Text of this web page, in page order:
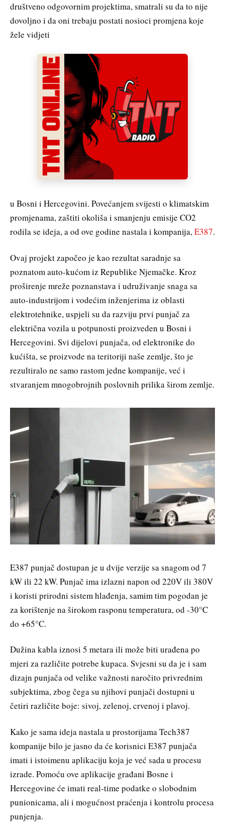
društveno odgovornim projektima, smatrali su da to nije
dovoljno i da oni trebaju postati nosioci promjena koje
žele vidjeti
u Bosni i Hercegovini. Povećanjem svijesti o klimatskim
promjenama, zaštiti okoliša i smanjenju emisije CO2
rodila se ideja, a od ove godine nastala i kompanija,E387.
Ovaj projekt započeo je kao rezultat saradnje sa
poznatom auto-kućom iz Republike Njemačke. Kroz
proširenje mreže poznanstava i udruživanje snaga sa
auto-industrijom i vodećim inženjerima iz oblasti
elektrotehnike, uspjeli su da razviju prvi punjač za
električna vozila u potpunosti proizveden u Bosni i
Hercegovini. Svi dijelovi punjača, od elektronike do
kućišta, se proizvode na teritoriji naše zemlje, što je
rezultiralo ne samo rastom jedne kompanije, već i
stvaranjem mnogobrojnih poslovnih prilika širom zemlje.
E387 punjač dostupan je u dvije verzije sa snagom od 7
kW ili 22 kW. Punjač ima izlazni napon od 220V ili 380V
i koristi prirodni sistem hlađenja, samim tim pogodan je
za korištenje na širokom rasponu temperatura, od -30°C
do +65°C.
Dužina kabla iznosi 5 metara ili može biti urađena po
mjeri za različite potrebe kupaca. Svjesni su da je i sam
dizajn punjača od velike važnosti naročito privrednim
subjektima, zbog čega su njihovi punjači dostupni u
četiri različite boje: sivoj, zelenoj, crvenoj i plavoj.
Kako je sama ideja nastala u prostorijama Tech387
kompanije bilo je jasno da će korisnici E387 punjača
imati i istoimenu aplikaciju koja je već sada u procesu
izrade. Pomoću ove aplikacije građani Bosne i
Hercegovine će imati real-time podatke o slobodnim
punionicama, ali i mogućnost praćenja i kontrolu procesa
punjenja.